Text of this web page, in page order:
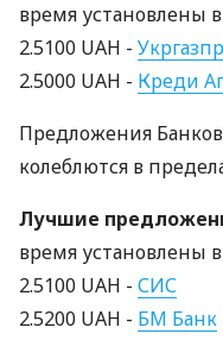
время установлены
2.5100 UAH -
2.5000 UAH - Креди
Предложения
колеблются в
Лучшие
время установлены
2.5100 UAH - СИС
2.5200 UAH - БМ Банк